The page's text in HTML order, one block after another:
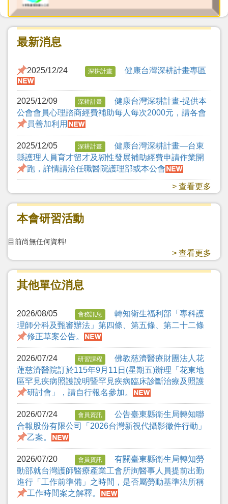
最新消息
2025/12/24 深耕計畫 健康台灣深耕計畫專區
2025/12/09 深耕計畫
健康台灣深耕計畫-提供本
公會會員心理諮商經費補助每人每次2000元，請各會
員善加利用
2025/12/05 深耕計畫
健康台灣深耕計畫—台東
縣護理人員育才留才及韌性發展補助經費申請作業開
跑，詳情請洽任職醫院護理部或本公會
> 查看更多
本會研習活動
目前尚無任何資料!
> 查看更多
其他單位消息
2026/08/05 會務訊息
轉知衛生福利部「專科護
理師分科及甄審辦法」第四條、第五條、第二十二條
修正草案公告。
2026/07/24 研習課程
佛教慈濟醫療財團法人花
蓮慈濟醫院訂於115年9月11日(星期五)辦理「花東地
區罕見疾病照護說明暨罕見疾病臨床診斷治療及照護
研討會」，請自行報名參加。
2026/07/24 會員資訊
公告臺東縣衛生局轉知聯
合報股份有限公司「2026台灣新視代攝影徵件行動」
乙案。
2026/07/20 會員資訊
有關臺東縣衛生局轉知勞
動部就台灣護師醫療產業工會所詢醫事人員提前出勤
進行「工作前準備」之時間，是否屬勞動基準法所稱
工作時間案之解釋。